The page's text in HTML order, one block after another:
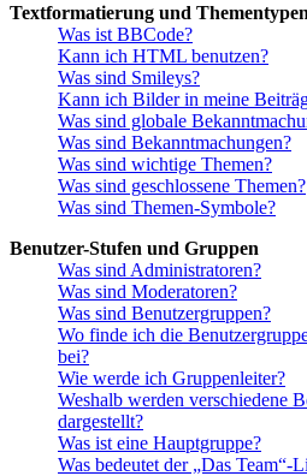
Textformatierung und Thementypen
Was ist BBCode?
Kann ich HTML benutzen?
Was sind Smileys?
Kann ich Bilder in meine
Was sind globale
Was sind Bekanntmachungen?
Was sind wichtige Themen?
Was sind geschlossene Themen?
Was sind Themen-Symbole?
Benutzer-Stufen und Gruppen
Was sind Administratoren?
Was sind Moderatoren?
Was sind Benutzergruppen?
Wo finde ich die
bei?
Wie werde ich Gruppenleiter?
Weshalb werden verschiedene
dargestellt?
Was ist eine Hauptgruppe?
Was bedeutet der „Das Team“-